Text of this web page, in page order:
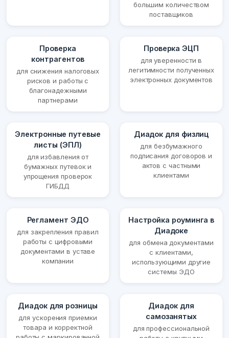
большим количеством
поставщиков
Проверка
контрагентов
для снижения налоговых
рисков и работы с
благонадежными
партнерами
Проверка ЭЦП
для уверенности в
легитимности полученных
электронных документов
Электронные путевые
листы (ЭПЛ)
для избавления от
бумажных путевок и
упрощения проверок
ГИБДД
Диадок для физлиц
для безбумажного
подписания договоров и
актов с частными
клиентами
Регламент ЭДО
для закрепления правил
работы с цифровыми
документами в уставе
компании
Настройка роуминга в
Диадоке
для обмена документами
с клиентами,
использующими другие
системы ЭДО
Диадок для розницы
для ускорения приемки
товара и корректной
Диадок для
самозанятых
для профессиональной